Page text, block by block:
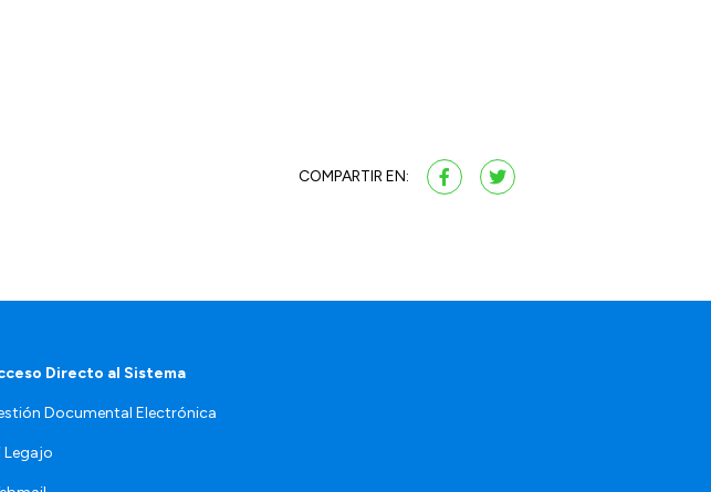
COMPARTIR EN:
Directo al Sistema
Documental Electrónica
Legajo